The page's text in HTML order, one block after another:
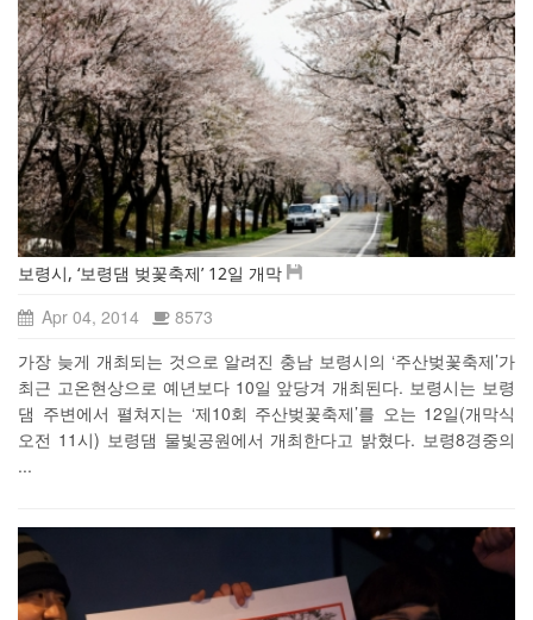
보령시, ‘보령댐 벚꽃축제’ 12일 개막
Apr 04, 2014
8573
가장 늦게 개최되는 것으로 알려진 충남 보령시의 ‘주산벚꽃축제’가
최근 고온현상으로 예년보다 10일 앞당겨 개최된다. 보령시는 보령
댐 주변에서 펼쳐지는 ‘제10회 주산벚꽃축제’를 오는 12일(개막식
오전 11시) 보령댐 물빛공원에서 개최한다고 밝혔다. 보령8경중의
...